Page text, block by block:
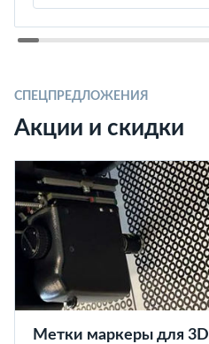
СПЕЦПРЕДЛОЖЕНИЯ
Акции и скидки
Метки маркеры для 3D